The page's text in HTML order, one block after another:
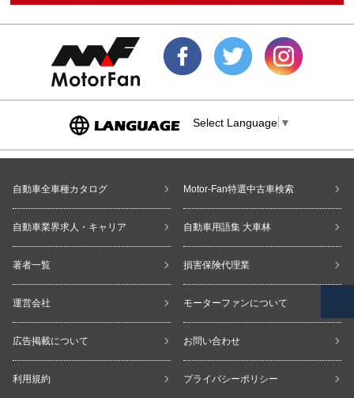
Select Language ▼
自動車全車種カタログ Motor-Fan特選中古車検索
自動車業界求人・キャリア 自動車用語集 大車林
著者一覧 損害保険代理業
運営会社 モーターファンについて
広告掲載について お問い合わせ
利用規約 プライバシーポリシー